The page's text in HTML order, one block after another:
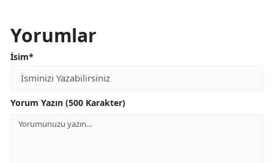
Yorumlar
İsim*
Yorum Yazın (500 Karakter)